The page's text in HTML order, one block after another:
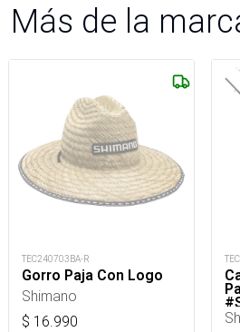
Más de la
TEC240703BA-R
Gorro Paja Con Logo
Shimano
$ 16.990